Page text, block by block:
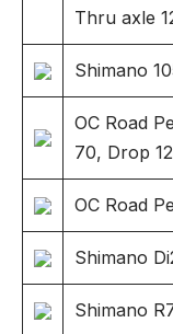
Thru axle
Shimano
OC Road
70, Drop
OC Road
Shimano
Shimano